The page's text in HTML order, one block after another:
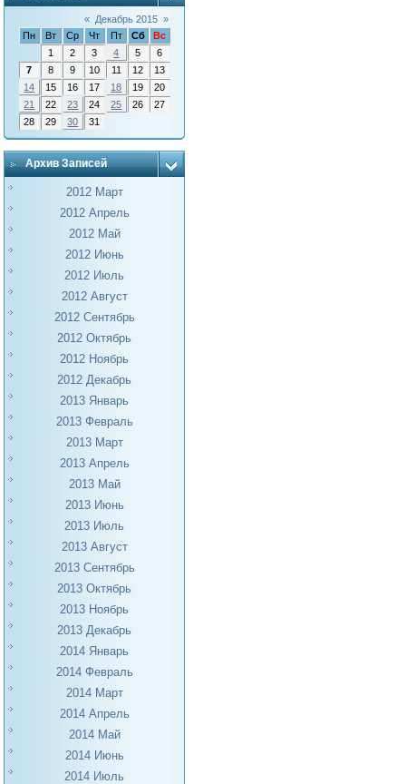
« Декабрь 2015 »
Пн
Вт Ср Чт Пт Сб
Вс
1
2 3 4 5
6
7
8 9 10 11 12
13
14
15 16 17 18 19
20
21
22 23 24 25 26
27
28
29 30 31
Архив Записей
2012 Март
2012 Апрель
2012 Май
2012 Июнь
2012 Июль
2012 Август
2012 Сентябрь
2012 Октябрь
2012 Ноябрь
2012 Декабрь
2013 Январь
2013 Февраль
2013 Март
2013 Апрель
2013 Май
2013 Июнь
2013 Июль
2013 Август
2013 Сентябрь
2013 Октябрь
2013 Ноябрь
2013 Декабрь
2014 Январь
2014 Февраль
2014 Март
2014 Апрель
2014 Май
2014 Июнь
2014 Июль